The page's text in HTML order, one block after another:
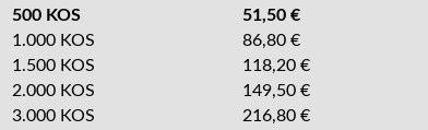
500 KOS
51,50 €
1.000 KOS
86,80 €
1.500 KOS
118,20 €
2.000 KOS
149,50 €
3.000 KOS
216,80 €